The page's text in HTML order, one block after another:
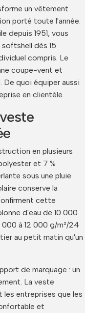
un vêtement
porté toute l'année.
depuis 1951, vous
dès 15
compris. Le
coupe-vent et
De quoi équiper aussi
en clientèle.
en plusieurs
et 7 %
sous une pluie
conserve la
cette
d'eau de 10 000
à 12 000 g/m²/24
au petit matin qu'un
de marquage : un
La veste
les entreprises que les
et